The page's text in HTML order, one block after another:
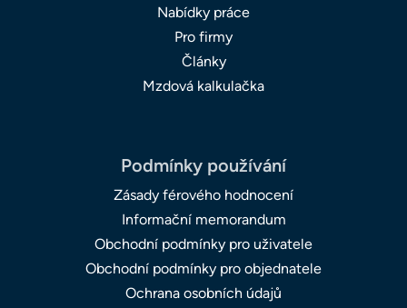
Nabídky práce
Pro firmy
Články
Mzdová kalkulačka
Podmínky používání
Zásady férového hodnocení
Informační memorandum
Obchodní podmínky pro uživatele
Obchodní podmínky pro objednatele
Ochrana osobních údajů